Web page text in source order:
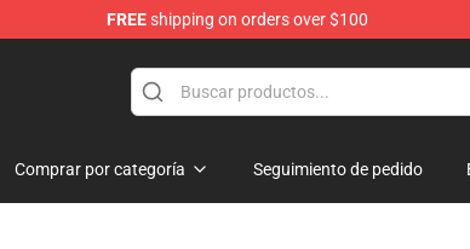
FREEshipping on orders over $100
Comprar por categoría Seguimiento de pedido